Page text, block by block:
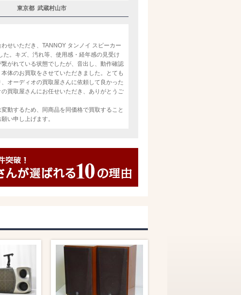
東京都 武蔵村山市
せいただき、TANNOY タンノイ スピーカー
。キズ、汚れ等、使用感・経年感の見受け
がれている状態でしたが、音出し、動作確認
体のお買取をさせていただきました。とても
オーディオの買取屋さんに依頼して良かった
買取屋さんにお任せいただき、ありがとうご
動するため、同商品を同価格で買取すること
い申し上げます。